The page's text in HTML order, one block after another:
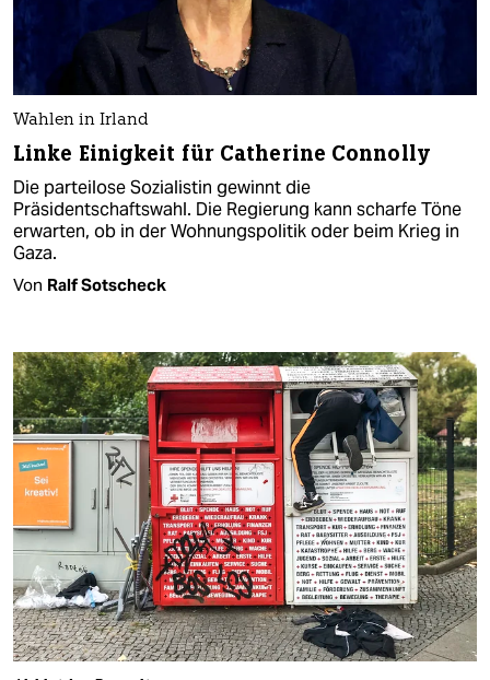
Wahlen in Irland
Linke Einigkeit für Catherine Connolly
Die parteilose Sozialistin gewinnt die
Präsidentschaftswahl. Die Regierung kann scharfe Töne
erwarten, ob in der Wohnungspolitik oder beim Krieg in
Gaza.
Von Ralf Sotscheck